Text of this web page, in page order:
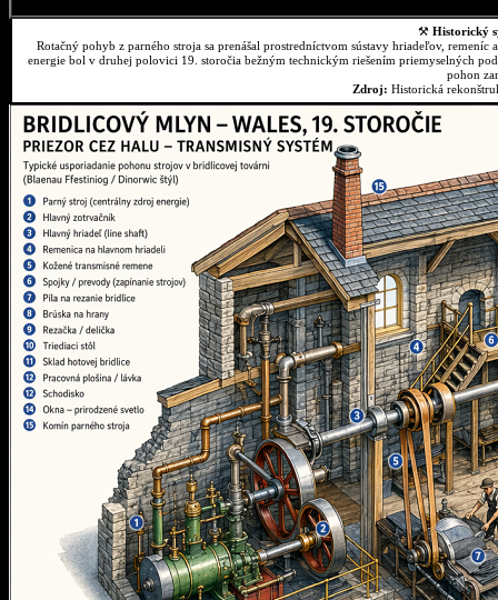
⚒ Historický
Rotačný pohyb z parného stroja sa prenášal prostredníctvom sústavy hriadeľov,
energie bol v druhej polovici 19. storočia bežným technickým riešením priemyselných
pohon
Zdroj: Historická